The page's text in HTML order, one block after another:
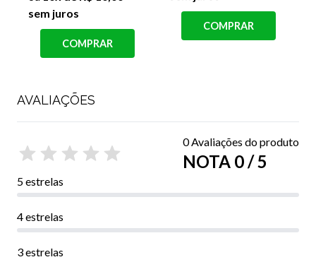
sem juros
COMPRAR
COMPRAR
AVALIAÇÕES
0 Avaliações do produto
NOTA 0 / 5
5 estrelas
4 estrelas
3 estrelas